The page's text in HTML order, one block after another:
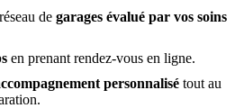
de garages évalué par vos soins
en prenant rendez-vous en ligne.
personnalisé tout au